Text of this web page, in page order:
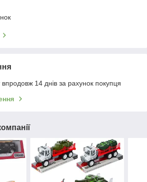
14 днів за рахунок покупця